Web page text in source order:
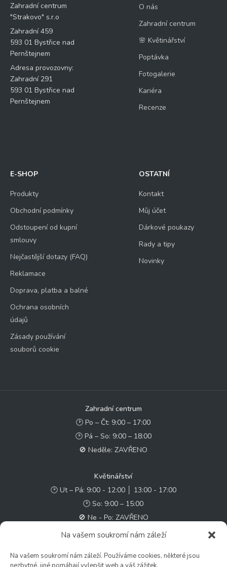
Na vašem soukromí nám záleží
Na vašem soukromí nám záleží. Používáme cookies, některé jsou
Zahradní centrum
"Strakovo" s.r.o
Zahradní 459
593 01 Bystřice nad
Pernštejnem
Adresa provozovny:
Zahradní 291
593 01 Bystřice nad
Pernštejnem
O nás
Zahradní centrum
🌸 Květinářství
Poptávka
Fotogalerie
Kariéra
Recenze
E-SHOP
Produkty
Obchodní podmínky
Odstoupení od kupní
smlouvy
Nejčastější dotazy (FAQ)
Reklamace
Doprava, platba a balné
Ochrana osobních
údajů
Zásady používání
souborů cookie
OSTATNÍ
Kontakt
Můj účet
Dárkové poukazy
Rady a tipy
Novinky
Zahradní centrum
🕑 Po – Čt: 9:00 – 17:00
🕑 Pá – So: 9:00 – 18:00
🚫 Neděle: ZAVŘENO
Květinářství
🕑 Ut – Pá: 9:00 - 12:00 │ 13:00 - 17:00
🕑 So: 9:00 – 15:00
🚫 Ne - Po: ZAVŘENO
✉️ e-shop@zcstrakovo.cz